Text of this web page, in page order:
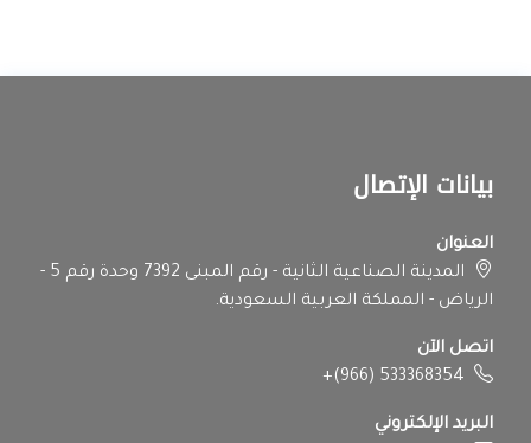
بيانات الإتصال
العنوان
المدينة الصناعية الثانية - رقم المبنى 7392 وحدة رقم 5 -
الرياض - المملكة العربية السعودية.
اتصل الآن
+(966) 533368354
البريد الإلكتروني